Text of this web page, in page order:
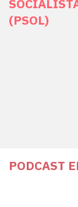
(PSOL)
Mulheres por +
Público
PODCAST